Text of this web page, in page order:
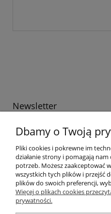
Newsletter
informacje o nowościach i
Twoje dane będą przetwarzane
prywatności
Dbamy o Twoją
Pliki cookies i pokrewne im
działanie strony i pomagają
potrzeb. Możesz zaakceptować
wszystkich tych plików i przejść
plików do swoich preferencji,
Więcej o plikach cookies
prywatności.